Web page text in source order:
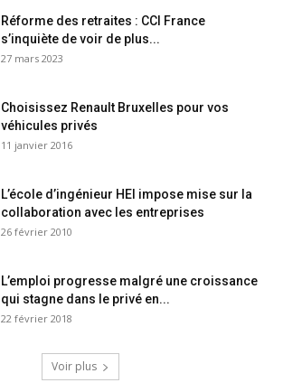
Réforme des retraites : CCI France
s’inquiète de voir de plus...
27 mars 2023
Choisissez Renault Bruxelles pour vos
véhicules privés
11 janvier 2016
L’école d’ingénieur HEI impose mise sur la
collaboration avec les entreprises
26 février 2010
L’emploi progresse malgré une croissance
qui stagne dans le privé en...
22 février 2018
Voir plus